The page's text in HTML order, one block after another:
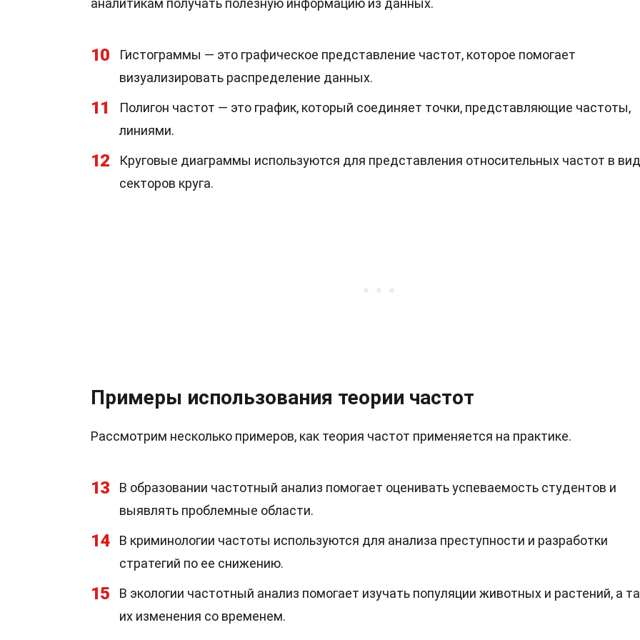
аналитикам получать полезную информацию из данных.
10
Гистограммы — это графическое представление частот, которое помогает
визуализировать распределение данных.
11
Полигон частот — это график, который соединяет точки, представляющие частоты,
линиями.
12
Круговые диаграммы используются для представления относительных частот в
секторов круга.
Примеры использования теории частот
Рассмотрим несколько примеров, как теория частот применяется на практике.
13
В образовании частотный анализ помогает оценивать успеваемость студентов и
выявлять проблемные области.
14
В криминологии частоты используются для анализа преступности и разработки
стратегий по ее снижению.
15
В экологии частотный анализ помогает изучать популяции животных и растений, а
их изменения со временем.